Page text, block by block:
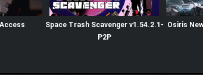
Space Trash Scavenger v1.54.2.1-
P2P
Osiris